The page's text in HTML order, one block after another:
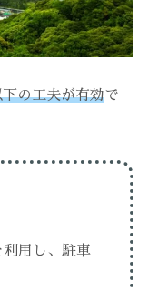
下の工夫が有効で
利用し、駐車